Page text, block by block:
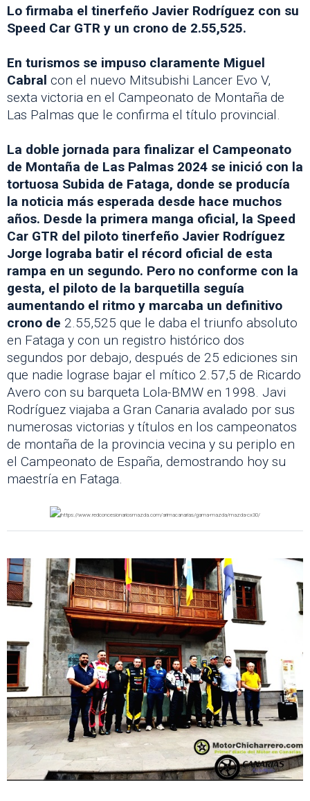
Lo firmaba el tinerfeño Javier Rodríguez con su
Speed Car GTR y un crono de 2.55,525.
En turismos se impuso claramente Miguel
Cabral con el nuevo Mitsubishi Lancer Evo V,
sexta victoria en el Campeonato de Montaña de
Las Palmas que le confirma el título provincial.
La doble jornada para finalizar el Campeonato
de Montaña de Las Palmas 2024 se inició con la
tortuosa Subida de Fataga, donde se producía
la noticia más esperada desde hace muchos
años. Desde la primera manga oficial, la Speed
Car GTR del piloto tinerfeño Javier Rodríguez
Jorge lograba batir el récord oficial de esta
rampa en un segundo. Pero no conforme con la
gesta, el piloto de la barquetilla seguía
aumentando el ritmo y marcaba un definitivo
crono de 2.55,525 que le daba el triunfo absoluto
en Fataga y con un registro histórico dos
segundos por debajo, después de 25 ediciones sin
que nadie lograse bajar el mítico 2.57,5 de Ricardo
Avero con su barqueta Lola-BMW en 1998. Javi
Rodríguez viajaba a Gran Canaria avalado por sus
numerosas victorias y títulos en los campeonatos
de montaña de la provincia vecina y su periplo en
el Campeonato de España, demostrando hoy su
maestría en Fataga.